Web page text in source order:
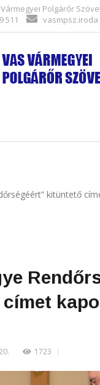
Polgárőr
511
vasmpsz.iroda
kitüntető
1723